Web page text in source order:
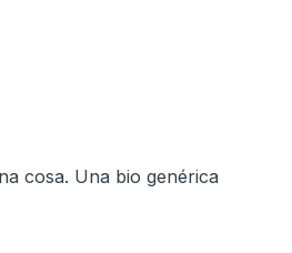
cosa. Una bio genérica